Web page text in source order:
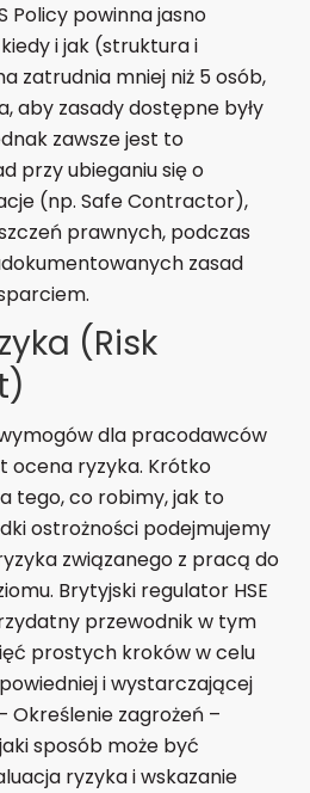
Policy powinna jasno
i jak (struktura i
zatrudnia mniej niż 5 osób,
aby zasady dostępne były
zawsze jest to
przy ubieganiu się o
(np. Safe Contractor),
prawnych, podczas
zasad
(Risk
dla pracodawców
ocena ryzyka. Krótko
tego, co robimy, jak to
ostrożności podejmujemy
związanego z pracą do
Brytyjski regulator HSE
przewodnik w tym
prostych kroków w celu
i wystarczającej
Określenie zagrożeń –
sposób może być
ryzyka i wskazanie